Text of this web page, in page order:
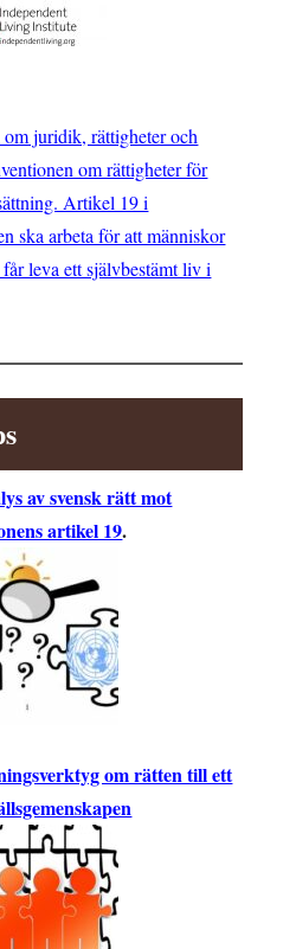
juridik, rättigheter och
om rättigheter för
Artikel 19 i
ska arbeta för att människor
leva ett självbestämt liv i
av svensk rätt mot
artikel 19.
om rätten till ett